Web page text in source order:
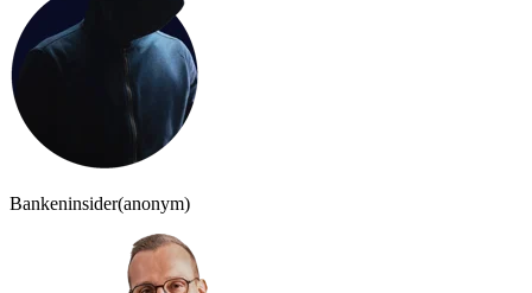
Bankeninsider(anonym)